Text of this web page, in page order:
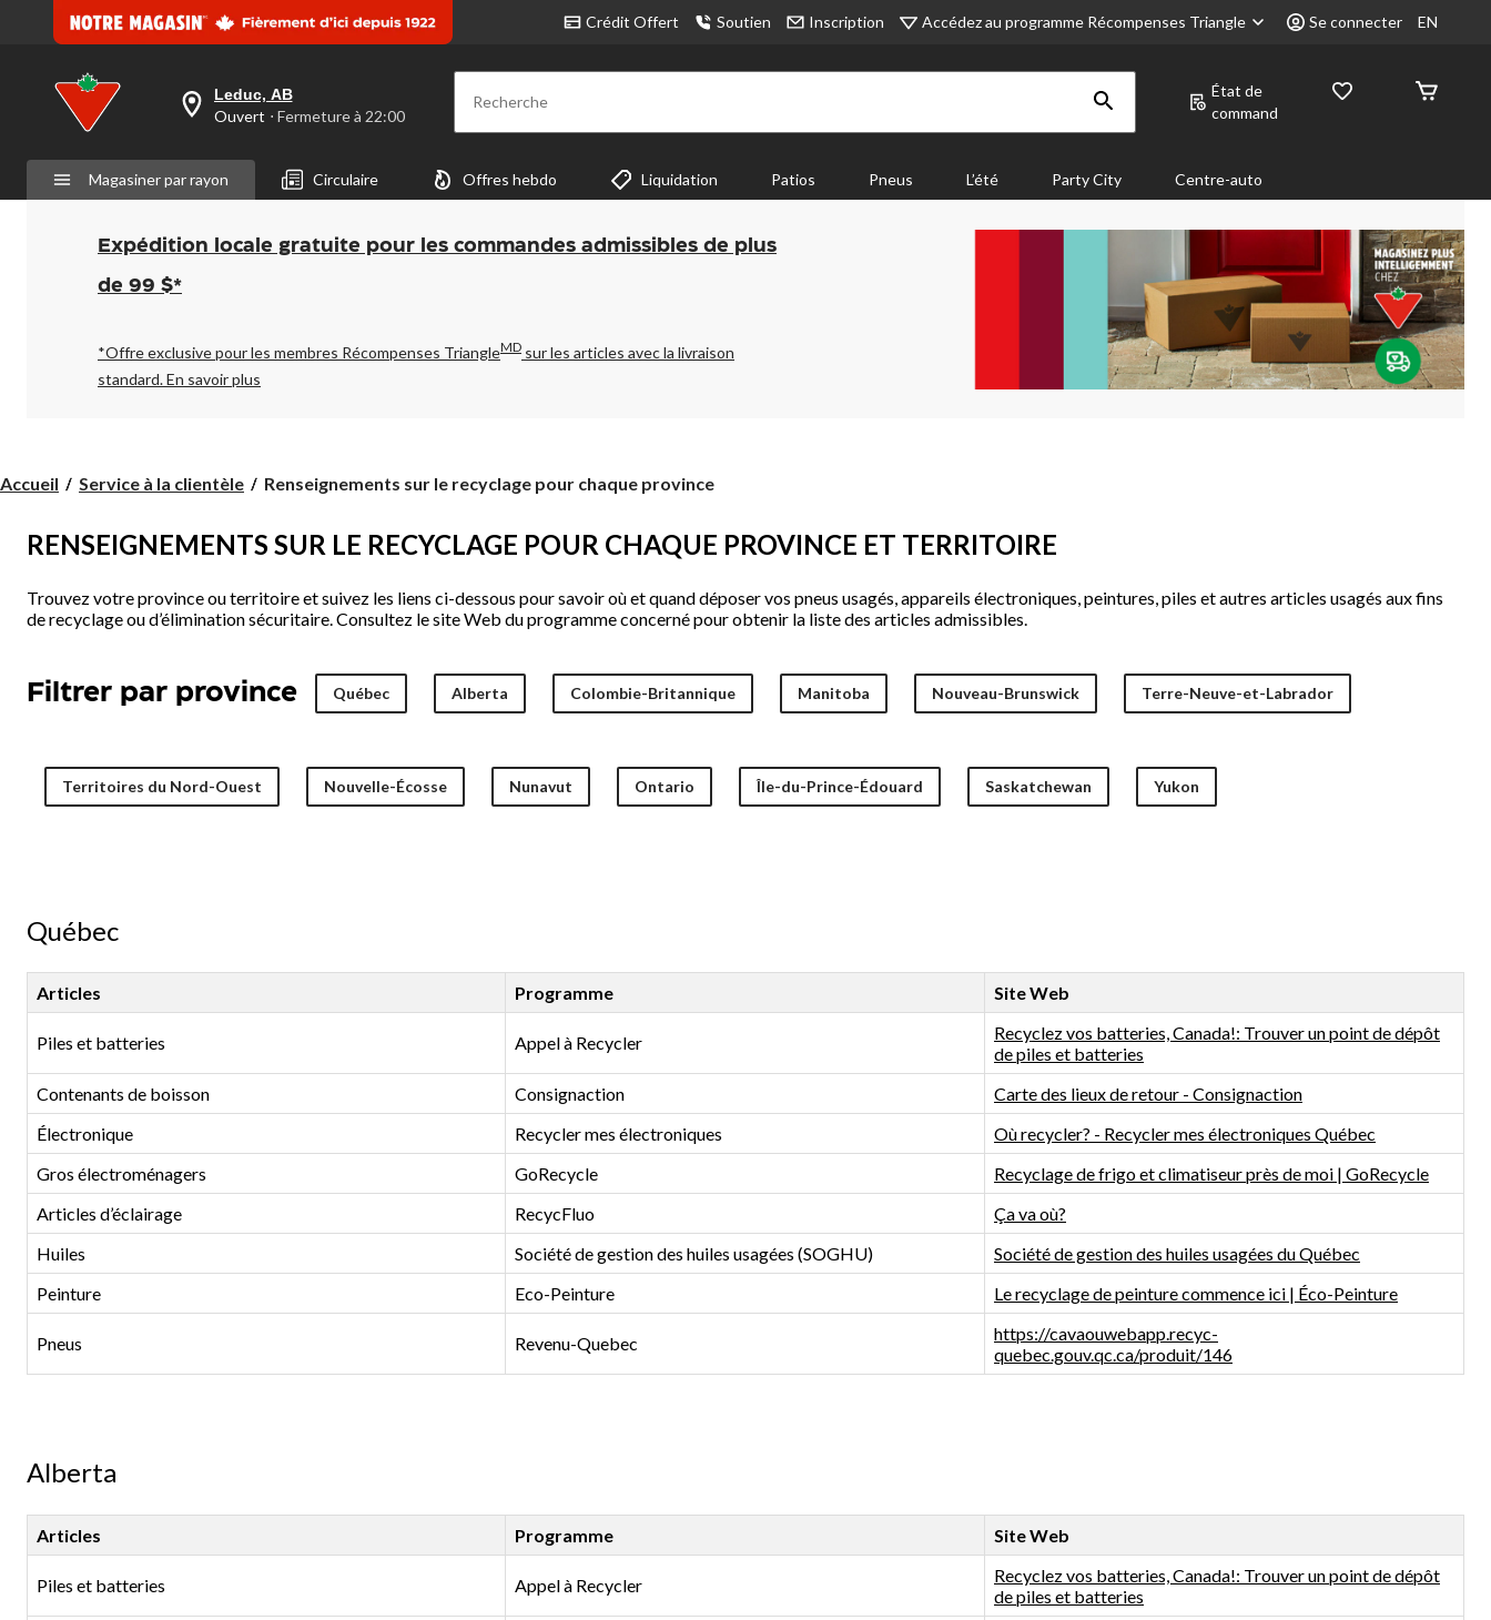
Crédit Offert Soutien Inscription Accédez au programme Récompenses Triangle Se connecter EN
votre
est
Leduc,
AB,
Ouvert,
Fermeture
à
pour
changer
Leduc, AB
Ouvert ⋅ Fermeture à 22:00 Recherche
État de
command
Magasiner par rayon Circulaire Offres hebdo Liquidation Patios Pneus L’été Party City Centre-auto
Expédition locale gratuite pour les commandes admissibles de plus
de 99 $*
*Offre exclusive pour les membres Récompenses TriangleMD sur les articles avec la livraison
standard.En savoir plus
Accueil Service à la clientèle
Renseignements
recyclage
province
Renseignements sur le recyclage pour chaque province
RENSEIGNEMENTS SUR LE RECYCLAGE POUR CHAQUE PROVINCE ET TERRITOIRE
Trouvez votre province ou territoire et suivez les liens ci-dessous pour savoir où et quand déposer vos pneus usagés, appareils électroniques, peintures, piles et autres articles usagés aux fins
de recyclage ou d’élimination sécuritaire. Consultez le site Web du programme concerné pour obtenir la liste des articles admissibles.
Filtrer par province Québec Alberta Colombie-Britannique Manitoba Nouveau-Brunswick Terre-Neuve-et-Labrador
Territoires du Nord-Ouest Nouvelle-Écosse Nunavut Ontario Île-du-Prince-Édouard Saskatchewan Yukon
Québec
Articles Programme Site Web
Piles et batteries Appel à Recycler
Recyclez vos batteries, Canada!: Trouver un point de dépôt
de piles et batteries
Contenants de boisson
Consignaction
Carte des lieux de retour - Consignaction
Électronique
Recycler mes électroniques
Où recycler? - Recycler mes électroniques Québec
Gros électroménagers
GoRecycle
Recyclage de frigo et climatiseur près de moi | GoRecycle
Articles d’éclairage
RecycFluo
Ça va où?
Huiles
Société de gestion des huiles usagées (SOGHU)
Société de gestion des huiles usagées du Québec
Peinture
Eco-Peinture Le recyclage de peinture commence ici | Éco-Peinture
Pneus Revenu-Quebec
https://cavaouwebapp.recyc-
quebec.gouv.qc.ca/produit/146
Alberta
Articles Programme Site Web
Piles et batteries Appel à Recycler
Recyclez vos batteries, Canada!: Trouver un point de dépôt
de piles et batteries